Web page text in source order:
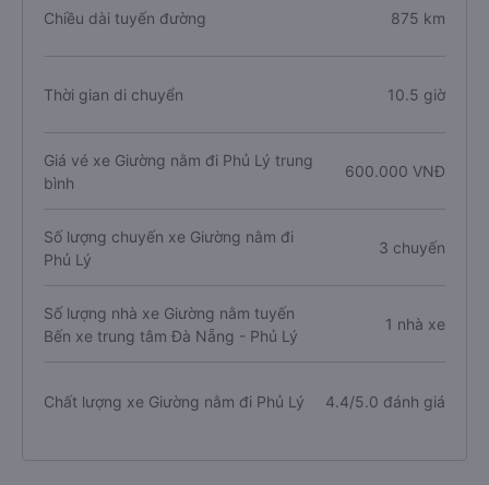
Chiều dài tuyến đường 875 km
Thời gian di chuyển 10.5 giờ
Giá vé xe Giường nằm đi Phủ Lý trung
bình
600.000 VNĐ
Số lượng chuyến xe Giường nằm đi
Phủ Lý
3 chuyến
Số lượng nhà xe Giường nằm tuyến
Bến xe trung tâm Đà Nẵng - Phủ Lý
1 nhà xe
Chất lượng xe Giường nằm đi Phủ Lý 4.4/5.0 đánh giá